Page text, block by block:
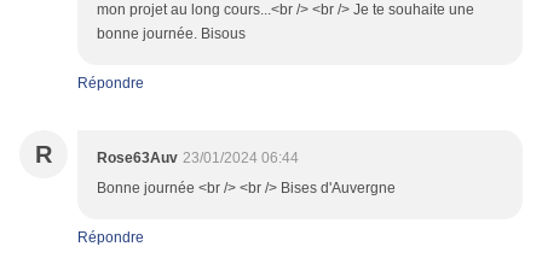
mon projet au long cours...<br /> <br /> Je te souhaite une
bonne journée. Bisous
Répondre
R Rose63Auv 23/01/2024 06:44
Bonne journée <br /> <br /> Bises d'Auvergne
Répondre